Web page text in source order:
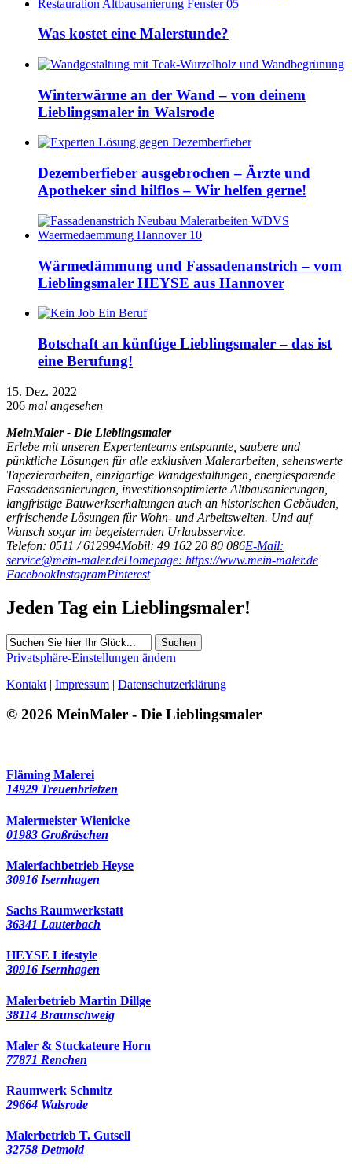
Was kostet eine Malerstunde?
Winterwärme an der Wand – von deinem
Lieblingsmaler in Walsrode
Dezemberfieber ausgebrochen – Ärzte und
Apotheker sind hilflos – Wir helfen gerne!
Wärmedämmung und Fassadenanstrich – vom
Lieblingsmaler HEYSE aus Hannover
Botschaft an künftige Lieblingsmaler – das ist
eine Berufung!
15. Dez. 2022
206 mal angesehen
MeinMaler - Die Lieblingsmaler
Erlebe mit unseren Expertenteams entspannte, saubere und
pünktliche Lösungen für alle exklusiven Malerarbeiten, sehenswerte
Tapezierarbeiten, einzigartige Wandgestaltungen, energiesparende
Fassadensanierungen, investitionsoptimierte Altbausanierungen,
langfristige Bauwerkserhaltungen auch an historischen Gebäuden,
erfrischende Lösungen für Wohn- und Arbeitswelten. Und auf
Wunsch sogar im begeisternden Urlaubsservice.
Telefon: 0511 / 612994Mobil: 49 162 20 80 086E-Mail:
service@mein-maler.deHomepage: https://www.mein-maler.de
FacebookInstagramPinterest
Jeden Tag ein Lieblingsmaler!
Suchen
Privatsphäre-Einstellungen ändern
Kontakt | Impressum | Datenschutzerklärung
© 2026 MeinMaler - Die Lieblingsmaler
Fläming Malerei
14929 Treuenbrietzen
Malermeister Wienicke
01983 Großräschen
Malerfachbetrieb Heyse
30916 Isernhagen
Sachs Raumwerkstatt
36341 Lauterbach
HEYSE Lifestyle
30916 Isernhagen
Malerbetrieb Martin Dillge
38114 Braunschweig
Maler & Stuckateure Horn
77871 Renchen
Raumwerk Schmitz
29664 Walsrode
Malerbetrieb T. Gutsell
32758 Detmold